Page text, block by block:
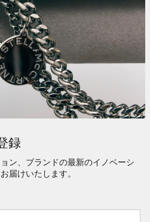
録
ン、ブランドの最新のイノベーシ
届けいたします。